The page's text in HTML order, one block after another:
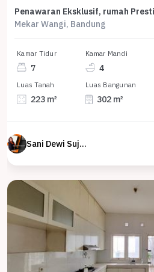
Mekar Wangi, Bandung
Kamar Tidur
7
Kamar Mandi
4
Luas Tanah
223 m²
Luas Bangunan
302 m²
Sani Dewi Sujono